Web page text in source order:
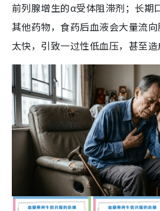
前列腺增生的α受体阻滞剂；长期
其他药物，食药后血液会大量流
太快，引致一过性低血压，甚至造